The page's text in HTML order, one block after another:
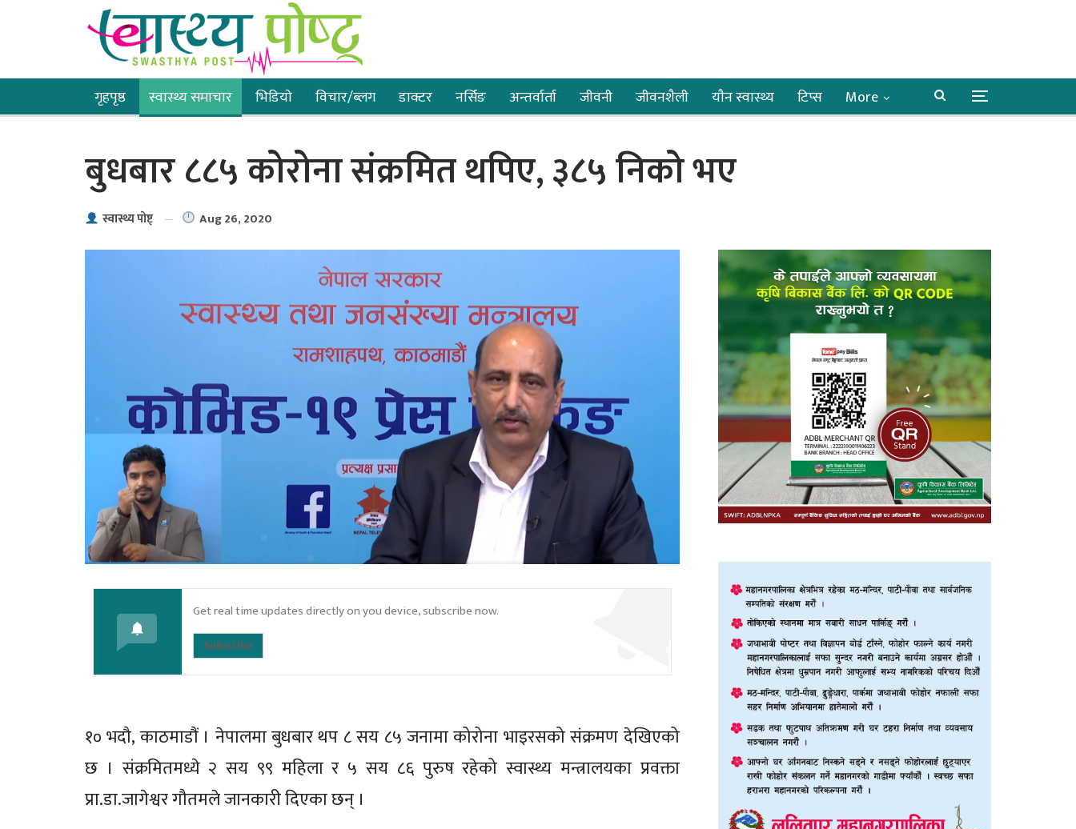
गृहपृष्ठ स्वास्थ्य समाचार भिडियाे विचार/ब्लग डाक्टर नर्सिङ अन्तर्वार्ता जीवनी जीवनशैली याैन स्वास्थ्य टिप्स More
बुधबार ८८५ कोरोना संक्रमित थपिए, ३८५ निको भए
स्वास्थ्य पाेष्ट् Aug 26, 2020
Get real time updates directly on you device, subscribe now.
Subscribe
१० भदौ, काठमाडौं । नेपालमा बुधबार थप ८ सय ८५ जनामा कोरोना भाइरसको संक्रमण देखिएको
छ । संक्रमितमध्ये २ सय ९९ महिला र ५ सय ८६ पुरुष रहेको स्वास्थ्य मन्त्रालयका प्रवक्ता
प्रा.डा.जागेश्वर गौतमले जानकारी दिएका छन् ।